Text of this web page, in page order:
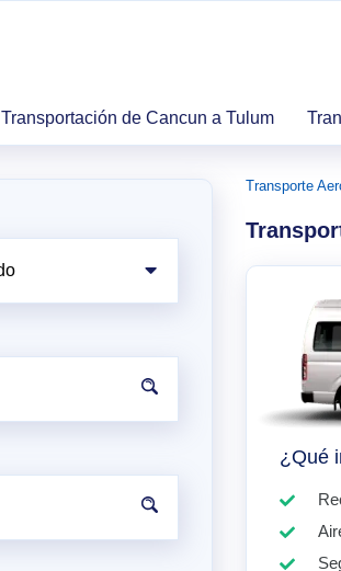
Transportación de Cancun a Tulum
Transporte
¿Qué